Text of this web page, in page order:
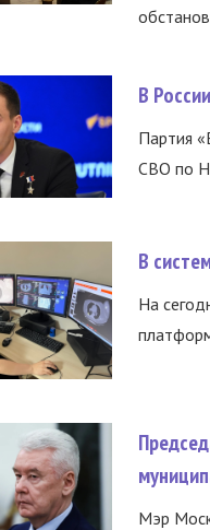
В
Партия
СВО по
В
На
Мэр